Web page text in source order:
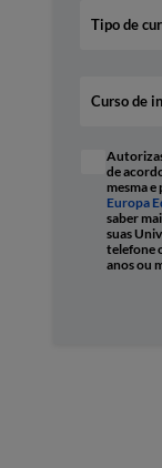
de
mesma e
Europa
saber
suas
telefone
anos ou